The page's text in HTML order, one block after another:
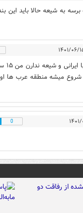
به شیعه حالا باید این
میشه منطقه عرب ها
0